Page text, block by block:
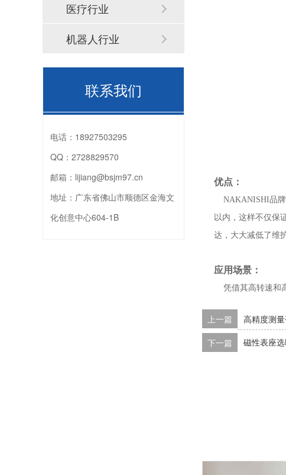
优点：
NAKANISHI品
以内，这样不仅保
达，大大减低了维
应用场景：
凭借其高转速和
上一篇
高精度测
下一篇
磁性表座
医疗行业
机器人行业
联系我们
电话： 18927503295
QQ： 2728829570
邮箱： lijiang@bsjm97.cn
地址： 广东省佛山市顺德区金海文
化创意中心604-1B